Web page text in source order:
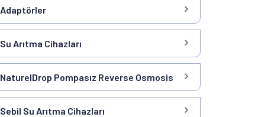
Adaptörler
Su Arıtma Cihazları
NaturelDrop Pompasız Reverse Osmosis
Sebil Su Arıtma Cihazları